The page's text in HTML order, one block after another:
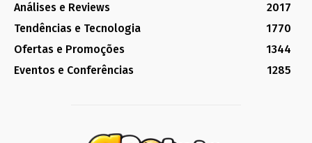
Análises e Reviews
2017
Tendências e Tecnologia
1770
Ofertas e Promoções
1344
Eventos e Conferências
1285